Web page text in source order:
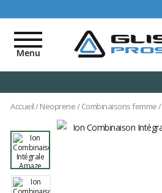
Toggle
navigation
Menu
Accueil/Neoprene/Combinaisons femme/